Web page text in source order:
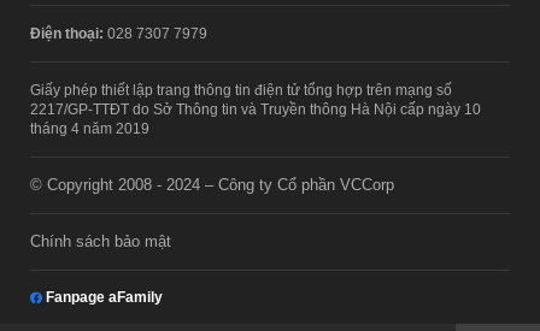
Điện thoại: 028 7307 7979
Giấy phép thiết lập trang thông tin điện tử tổng hợp trên mạng số
2217/GP-TTĐT do Sở Thông tin và Truyền thông Hà Nội cấp ngày 10
tháng 4 năm 2019
© Copyright 2008 - 2024 – Công ty Cổ phần VCCorp
Chính sách bảo mật
Fanpage aFamily